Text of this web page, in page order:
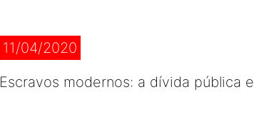
11/04/2020
Escravos modernos: a dívida pública